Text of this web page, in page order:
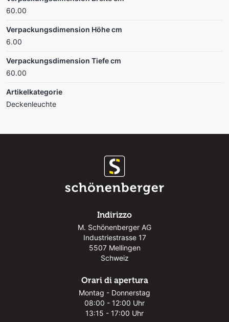
60.00
Verpackungsdimension Höhe cm
6.00
Verpackungsdimension Tiefe cm
60.00
Artikelkategorie
Deckenleuchte
Indirizzo
M. Schönenberger AG
Industriestrasse 17
5507 Mellingen
Schweiz
Orari di apertura
Montag - Donnerstag
08:00 - 12:00 Uhr
13:15 - 17:00 Uhr